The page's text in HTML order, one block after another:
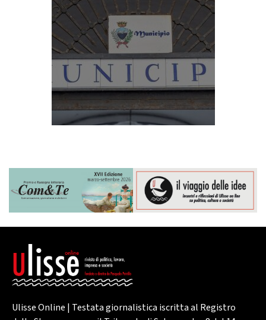
Ulisse Online | Testata giornalistica iscritta al Registro